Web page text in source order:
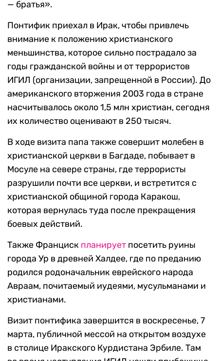
— братья».
Понтифик приехал в Ирак, чтобы привлечь
внимание к положению христианского
меньшинства, которое сильно пострадало за
годы гражданской войны и от террористов
ИГИЛ (организации, запрещенной в России). До
американского вторжения 2003 года в стране
насчитывалось около 1,5 млн христиан, сегодня
их количество оценивают в 250 тысяч.
В ходе визита папа также совершит молебен в
христианской церкви в Багдаде, побывает в
Мосуле на севере страны, где террористы
разрушили почти все церкви, и встретится с
христианской общиной города Каракош,
которая вернулась туда после прекращения
боевых действий.
Также Франциск планирует посетить руины
города Ур в древней Халдее, где по преданию
родился родоначальник еврейского народа
Авраам, почитаемый иудеями, мусульманами и
христианами.
Визит понтифика завершится в воскресенье, 7
марта, публичной мессой на открытом воздухе
в столице Иракского Курдистана Эрбиле. Там